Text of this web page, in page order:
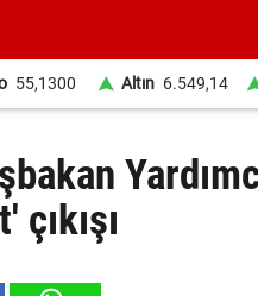
55,1300 Altın 6.549,14